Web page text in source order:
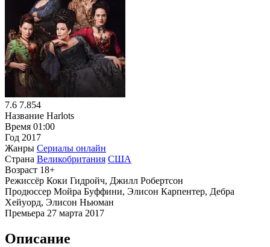
7.6 7.854
Название Harlots
Время 01:00
Год 2017
Жанры Сериалы онлайн
Страна Великобритания США
Возраст 18+
Режиссёр Коки Гидройч, Джилл Робертсон
Продюссер Мойра Буффини, Элисон Карпентер, Дебра
Хейуорд, Элисон Ньюман
Премьера 27 марта 2017
Описание